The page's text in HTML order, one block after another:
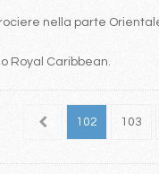
nella parte
Royal Caribbean.
101 102 103